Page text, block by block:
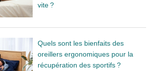
vite ?
Quels sont les bienfaits des
oreillers ergonomiques pour la
récupération des sportifs ?